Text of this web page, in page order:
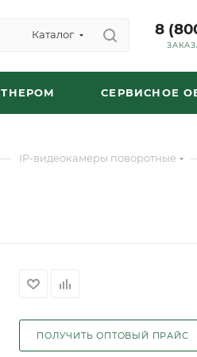
Каталог 8
СЕРВИСНОЕ
— IP-видеокамеры поворотные
ПОЛУЧИТЬ ОПТОВЫЙ ПРАЙС